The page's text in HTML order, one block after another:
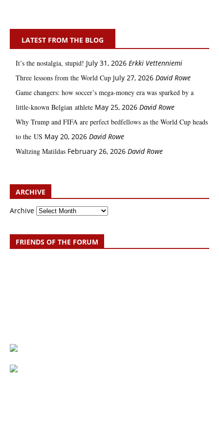
LATEST FROM THE BLOG
It’s the nostalgia, stupid! July 31, 2026 Erkki Vetten­­niemi
Three lessons from the World Cup July 27, 2026 David Rowe
Game changers: how soccer’s mega‑money era was sparked by a
little‑known Belgian athlete May 25, 2026 David Rowe
Why Trump and FIFA are perfect bedfellows as the World Cup heads
to the US May 20, 2026 David Rowe
Waltzing Matildas February 26, 2026 David Rowe
ARCHIVE
Archive
FRIENDS OF THE FORUM